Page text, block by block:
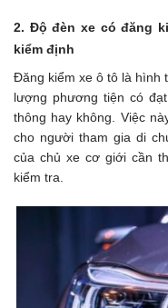
2. Độ đèn xe có đăng
kiểm định
Đăng kiểm xe ô tô là hình
lượng phương tiện có
thông hay không. Việc
cho người tham gia di
của chủ xe cơ giới cần
kiểm tra.